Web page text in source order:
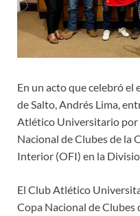
En un acto que celebró
de Salto, Andrés Lima,
Atlético Universitario por
Nacional de Clubes de la
Interior (OFI) en la
El Club Atlético
Copa Nacional de Clubes